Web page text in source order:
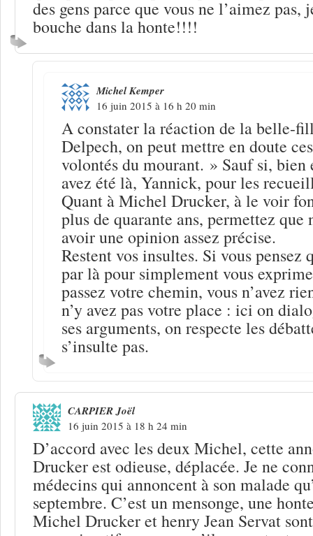
des gens parce que vous ne l’aimez pas,
bouche dans la honte!!!!
Michel Kemper
16 juin 2015 à 16 h 20 min
A constater la réaction de la belle-
Delpech, on peut mettre en doute
volontés du mourant. » Sauf si, bien
avez été là, Yannick, pour les
Quant à Michel Drucker, à le voir
plus de quarante ans, permettez que
avoir une opinion assez précise.
Restent vos insultes. Si vous pensez
par là pour simplement vous
passez votre chemin, vous n’avez
n’y avez pas votre place : ici on
ses arguments, on respecte les
s’insulte pas.
CARPIER Joël
16 juin 2015 à 18 h 24 min
D’accord avec les deux Michel, cette
Drucker est odieuse, déplacée. Je ne
médecins qui annoncent à son malade
septembre. C’est un mensonge, une
Michel Drucker et henry Jean Servat